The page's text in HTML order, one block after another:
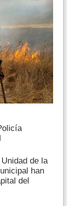
de la
han
del